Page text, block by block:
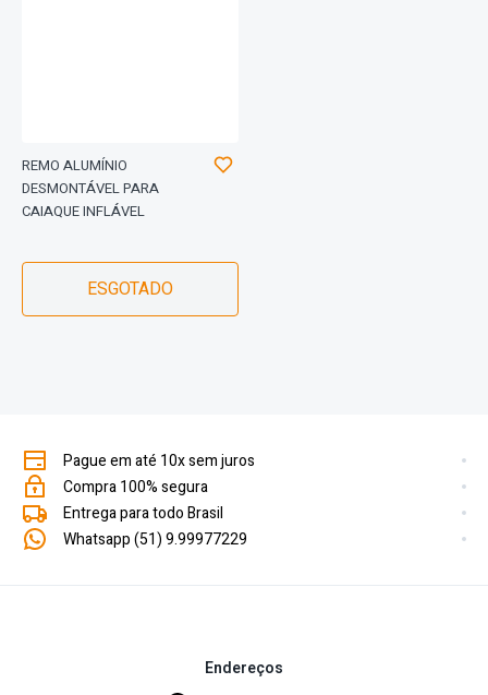
REMO ALUMÍNIO
DESMONTÁVEL PARA
CAIAQUE INFLÁVEL
ESGOTADO
Pague em até 10x sem juros
Compra 100% segura
Entrega para todo Brasil
Whatsapp (51) 9.99977229
Endereços